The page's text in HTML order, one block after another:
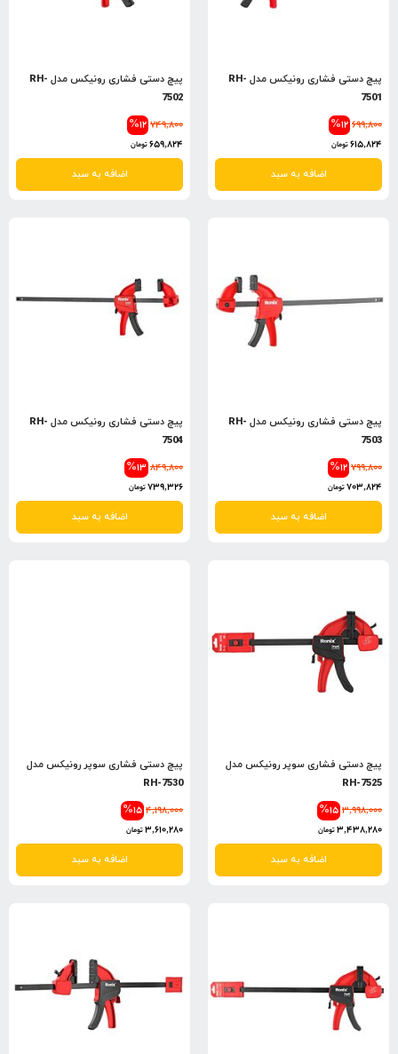
پیچ دستی فشاری رونیکس مدل RH-
7501
%12 699,800
615,824تومان
اضافه به سبد
پیچ دستی فشاری رونیکس مدل RH-
7502
%12 749,800
659,824تومان
اضافه به سبد
پیچ دستی فشاری رونیکس مدل RH-
7503
%12 799,800
703,824تومان
اضافه به سبد
پیچ دستی فشاری رونیکس مدل RH-
7504
%13 849,800
739,326تومان
اضافه به سبد
پیچ دستی فشاری سوپر رونیکس مدل
RH-7525
%15 3,998,000
3,438,280تومان
اضافه به سبد
پیچ دستی فشاری سوپر رونیکس مدل
RH-7530
%15 4,198,000
3,610,280تومان
اضافه به سبد